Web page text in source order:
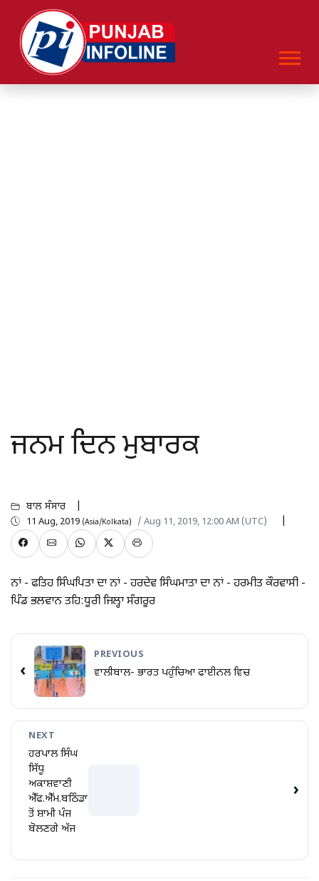
ਜਨਮ ਦਿਨ ਮੁਬਾਰਕ
ਬਾਲ ਸੰਸਾਰ
11 Aug, 2019 (Asia/Kolkata) / Aug 11, 2019, 12:00 AM (UTC)
ਨਾਂ - ਫਤਿਹ ਸਿੰਘਪਿਤਾ ਦਾ ਨਾਂ - ਹਰਦੇਵ ਸਿੰਘਮਾਤਾ ਦਾ ਨਾਂ - ਹਰਮੀਤ ਕੌਰਵਾਸੀ -
ਪਿੰਡ ਭਲਵਾਨ ਤਹਿ:ਧੂਰੀ ਜਿਲ੍ਹਾ ਸੰਗਰੂਰ
‹
PREVIOUS
ਵਾਲੀਬਾਲ- ਭਾਰਤ ਪਹੁੰਚਿਆ ਫਾਈਨਲ ਵਿਚ
NEXT
ਹਰਪਾਲ ਸਿੰਘ
ਸਿੱਧੂ
ਅਕਾਸ਼ਵਾਣੀ
ਐੱਫ.ਐੱਮ.ਬਠਿੰਡਾ
ਤੋਂ ਸ਼ਾਮੀ ਪੰਜ
ਬੋਲਣਗੇ ਅੱਜ
›